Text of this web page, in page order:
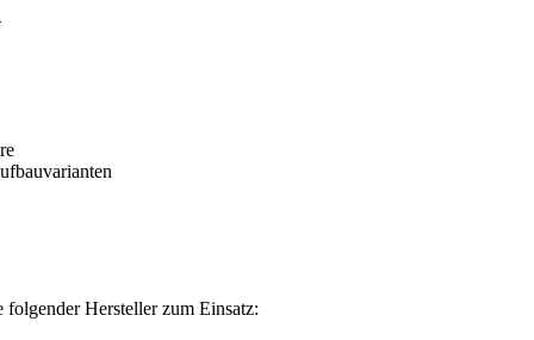
Hersteller zum Einsatz: